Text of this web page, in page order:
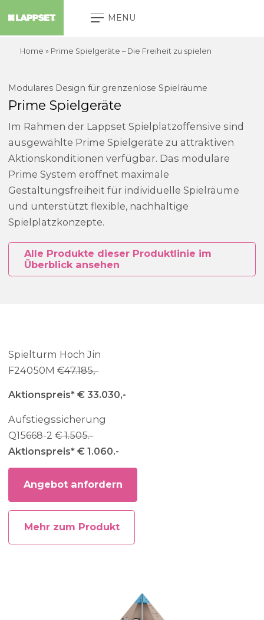
MENU
Home » Prime Spielgeräte – Die Freiheit zu spielen
Modulares Design für grenzenlose Spielräume
Prime Spielgeräte
Im Rahmen der Lappset Spielplatzoffensive sind
ausgewählte Prime Spielgeräte zu attraktiven
Aktionskonditionen verfügbar. Das modulare
Prime System eröffnet maximale
Gestaltungsfreiheit für individuelle Spielräume
und unterstützt flexible, nachhaltige
Spielplatzkonzepte.
Alle Produkte dieser Produktlinie im
Überblick ansehen
Spielturm Hoch Jin
F24050M€47.185,-
Aktionspreis* € 33.030,-
Aufstiegssicherung
Q15668-2€ 1.505.-
Aktionspreis* € 1.060.-
Angebot anfordern
Mehr zum Produkt